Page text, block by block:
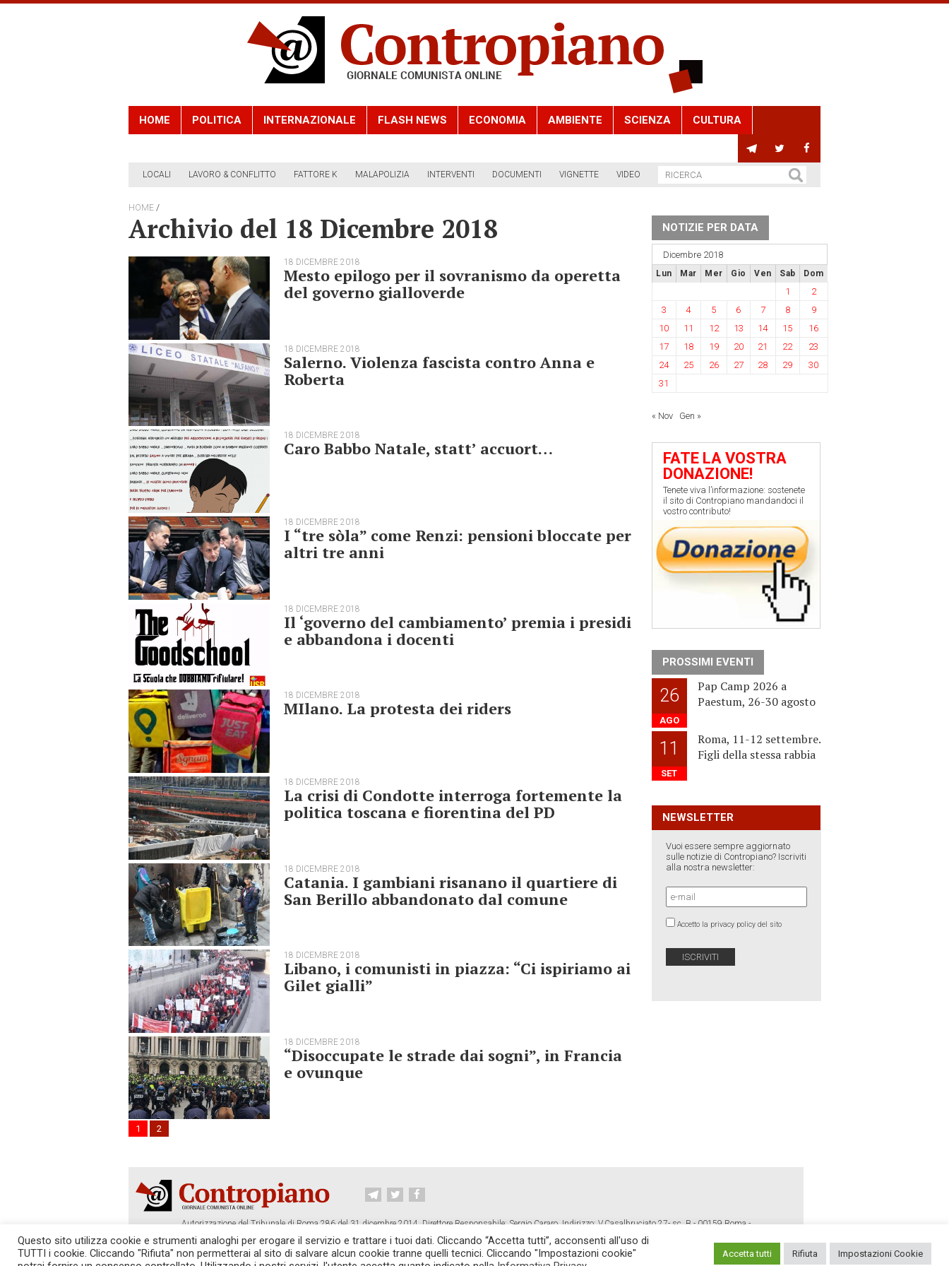
HOME POLITICA INTERNAZIONALE FLASH NEWS ECONOMIA AMBIENTE SCIENZA CULTURA
LOCALI LAVORO & CONFLITTO FATTORE K MALAPOLIZIA INTERVENTI DOCUMENTI VIGNETTE VIDEO
HOME /
Archivio del 18 Dicembre 2018
18 DICEMBRE 2018
Mesto epilogo per il sovranismo da operetta
del governo gialloverde
18 DICEMBRE 2018
Salerno. Violenza fascista contro Anna e
Roberta
18 DICEMBRE 2018
Caro Babbo Natale, statt’ accuort…
18 DICEMBRE 2018
I “tre sòla” come Renzi: pensioni bloccate per
altri tre anni
18 DICEMBRE 2018
Il ‘governo del cambiamento’ premia i presidi
e abbandona i docenti
18 DICEMBRE 2018
MIlano. La protesta dei riders
18 DICEMBRE 2018
La crisi di Condotte interroga fortemente la
politica toscana e fiorentina del PD
18 DICEMBRE 2018
Catania. I gambiani risanano il quartiere di
San Berillo abbandonato dal comune
18 DICEMBRE 2018
Libano, i comunisti in piazza: “Ci ispiriamo ai
Gilet gialli”
18 DICEMBRE 2018
“Disoccupate le strade dai sogni”, in Francia
e ovunque
1 2
NOTIZIE PER DATA
Dicembre 2018
Lun Mar Mer Gio Ven Sab Dom
1
2
3
4 5 6 7 8
9
10
11 12 13 14 15
16
17
18 19 20 21 22
23
24
25 26 27 28 29
30
31
« Nov Gen »
FATE LA VOSTRA
DONAZIONE!
Tenete viva l’informazione: sostenete
il sito di Contropiano mandandoci il
vostro contributo!
PROSSIMI EVENTI
26
AGO
Pap Camp 2026 a
Paestum, 26-30 agosto
11
SET
Roma, 11-12 settembre.
Figli della stessa rabbia
NEWSLETTER
Vuoi essere sempre aggiornato
sulle notizie di Contropiano? Iscriviti
alla nostra newsletter:
Accetto la privacy policy del sito
Autorizzazione del Tribunale di Roma 286 del 31 dicembre 2014. Direttore Responsabile: Sergio Cararo. Indirizzo: V.Casalbruciato 27- sc. B - 00159 Roma -
Tel. 06.640.122.19 -
redazione@contropiano.org
SOSTIENICI! REDAZIONE CONTATTI TG CONTROPIANO LINK CONSIGLIATI PRIVACY COOKIE POLICY
Questo sito utilizza cookie e strumenti analoghi per erogare il servizio e trattare i tuoi dati. Cliccando “Accetta tutti”, acconsenti all'uso di
TUTTI i cookie. Cliccando "Rifiuta" non permetterai al sito di salvare alcun cookie tranne quelli tecnici. Cliccando "Impostazioni cookie"
Accetta tutti Rifiuta Impostazioni Cookie